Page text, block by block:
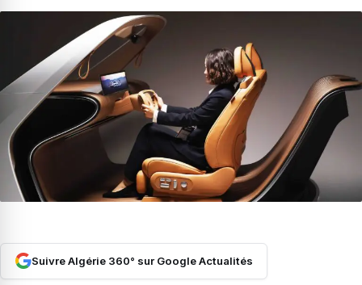
Suivre Algérie 360° sur Google Actualités